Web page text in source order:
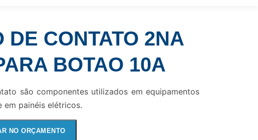
DE CONTATO 2NA
BOTAO 10A
são componentes utilizados em equipamentos
em painéis elétricos.
NO ORÇAMENTO